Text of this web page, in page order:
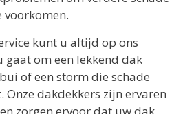
voorkomen.
kunt u altijd op ons
gaat om een lekkend dak
of een storm die schade
Onze dakdekkers zijn ervaren
zorgen ervoor dat uw dak